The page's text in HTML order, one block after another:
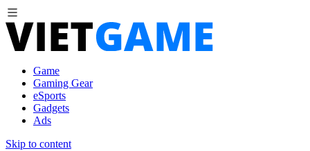
Game
Gaming Gear
eSports
Gadgets
Ads
Skip to content